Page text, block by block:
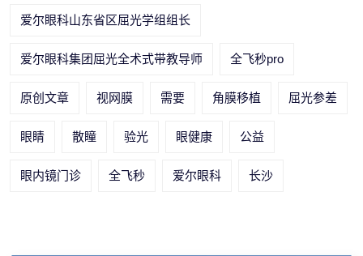
爱尔眼科山东省区屈光学组组长
爱尔眼科集团屈光全术式带教导师 全飞秒pro
原创文章 视网膜 需要 角膜移植 屈光参差
眼睛 散瞳 验光 眼健康 公益
眼内镜门诊 全飞秒 爱尔眼科 长沙